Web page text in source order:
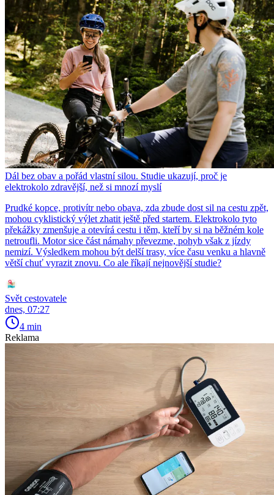
Dál bez obav a pořád vlastní silou. Studie ukazují, proč je
elektrokolo zdravější, než si mnozí myslí
Prudké kopce, protivítr nebo obava, zda zbude dost sil na cestu zpět,
mohou cyklistický výlet zhatit ještě před startem. Elektrokolo tyto
překážky zmenšuje a otevírá cestu i těm, kteří by si na běžném kole
netroufli. Motor sice část námahy převezme, pohyb však z jízdy
nemizí. Výsledkem mohou být delší trasy, více času venku a hlavně
větší chuť vyrazit znovu. Co ale říkají nejnovější studie?
Svět cestovatele
dnes, 07:27
4 min
Reklama